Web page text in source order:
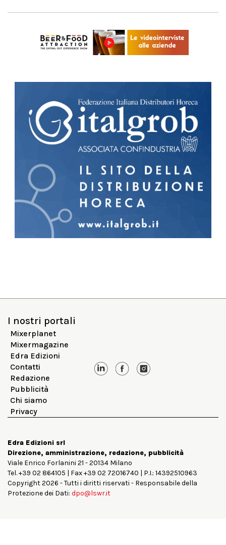
I nostri portali
Mixerplanet
Mixermagazine
Edra Edizioni
Contatti
Redazione
Pubblicità
Chi siamo
Privacy
Edra Edizioni srl
Direzione, amministrazione, redazione, pubblicità
Viale Enrico Forlanini 21 - 20134 Milano
Tel. +39 02 864105 | Fax +39 02 72016740 | P.I.: 14392510963
Copyright 2026 - Tutti i diritti riservati - Responsabile della
Protezione dei Dati: dpo@lswr.it